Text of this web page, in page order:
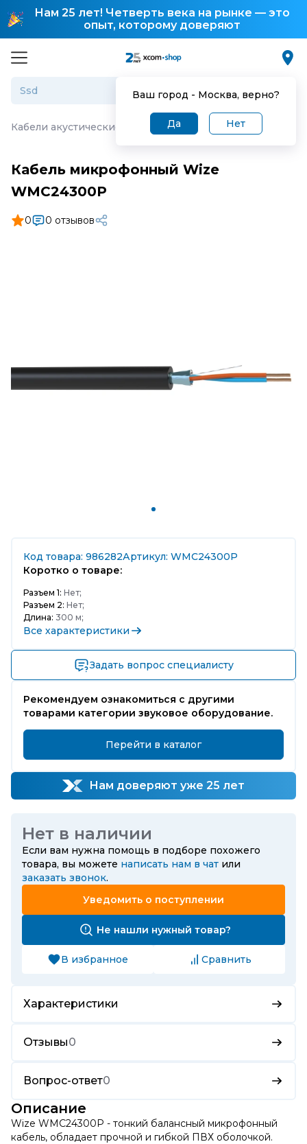
Нам 25 лет! Четверть века на рынке — это
опыт, которому доверяют
Ваш город - Москва, верно?
Да Нет
Кабели акустические Кабель микрофонный Wize
Кабель микрофонный Wize
WMC24300P
0 0 отзывов
Код товара: 986282Артикул: WMC24300P
Коротко о товаре:
Разъем 1: Нет;
Разъем 2: Нет;
Длина: 300 м;
Все характеристики
Задать вопрос специалисту
Рекомендуем ознакомиться с другими
товарами категории звуковое оборудование.
Перейти в каталог
Нам доверяют уже 25 лет
Нет в наличии
Если вам нужна помощь в подборе похожего
товара, вы можете написать нам в чат или
заказать звонок.
Уведомить о поступлении
Не нашли нужный товар?
В избранное Сравнить
Характеристики
Отзывы0
Вопрос-ответ0
Описание
Wize WMC24300P - тонкий балансный микрофонный
кабель, обладает прочной и гибкой ПВХ оболочкой.